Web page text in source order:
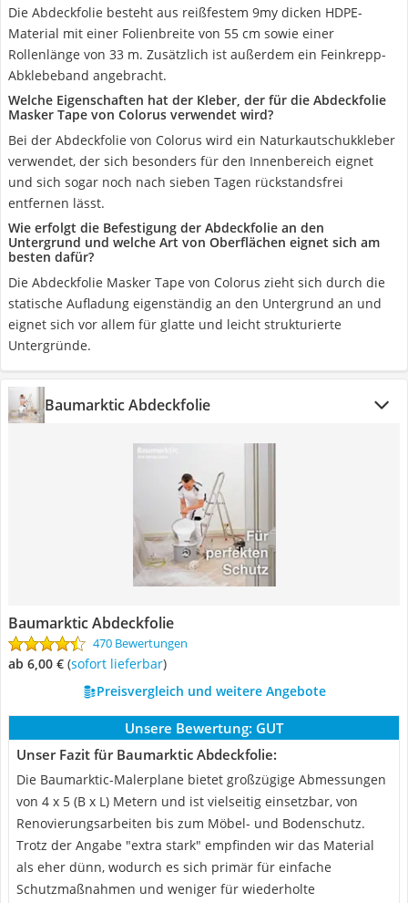
Die Abdeckfolie besteht aus reißfestem 9my dicken HDPE-
Material mit einer Folienbreite von 55 cm sowie einer
Rollenlänge von 33 m. Zusätzlich ist außerdem ein Feinkrepp-
Abklebeband angebracht.
Welche Eigenschaften hat der Kleber, der für die Abdeckfolie
Masker Tape von Colorus verwendet wird?
Bei der Abdeckfolie von Colorus wird ein Naturkautschukkleber
verwendet, der sich besonders für den Innenbereich eignet
und sich sogar noch nach sieben Tagen rückstandsfrei
entfernen lässt.
Wie erfolgt die Befestigung der Abdeckfolie an den
Untergrund und welche Art von Oberflächen eignet sich am
besten dafür?
Die Abdeckfolie Masker Tape von Colorus zieht sich durch die
statische Aufladung eigenständig an den Untergrund an und
eignet sich vor allem für glatte und leicht strukturierte
Untergründe.
Baumarktic Abdeckfolie
Baumarktic Abdeckfolie
470 Bewertungen
ab 6,00 € ( Sofort lieferbar)
Preisvergleich und weitere Angebote
Unsere Bewertung: GUT
Unser Fazit für Baumarktic Abdeckfolie:
Die Baumarktic-Malerplane bietet großzügige Abmessungen
von 4 x 5 (B x L) Metern und ist vielseitig einsetzbar, von
Renovierungsarbeiten bis zum Möbel- und Bodenschutz.
Trotz der Angabe "extra stark" empfinden wir das Material
als eher dünn, wodurch es sich primär für einfache
Schutzmaßnahmen und weniger für wiederholte